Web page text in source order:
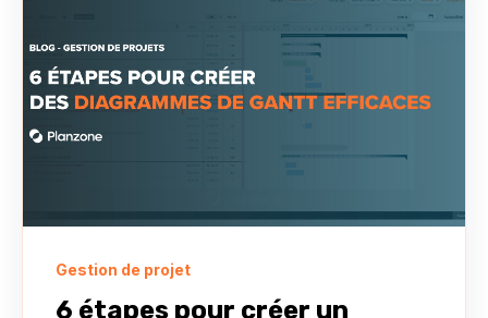
Gestion de projet
6 étapes pour créer un